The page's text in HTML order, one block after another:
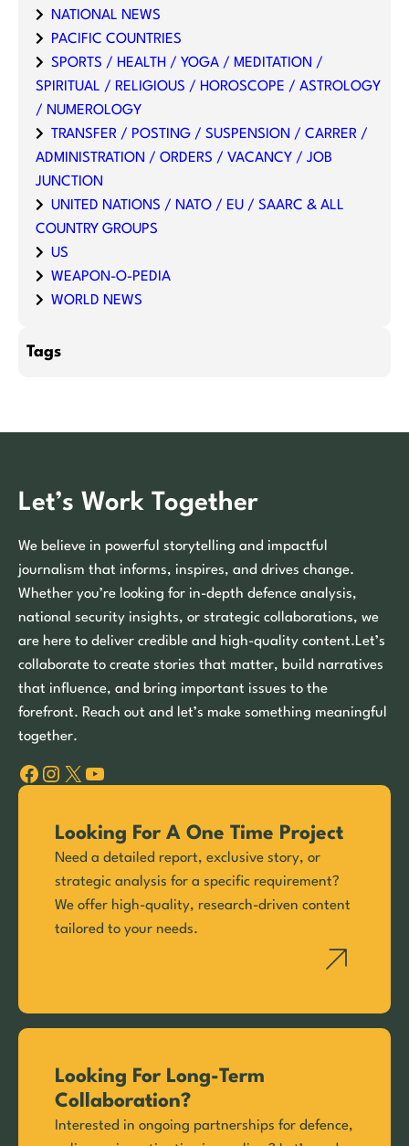
NATIONAL NEWS
PACIFIC COUNTRIES
SPORTS / HEALTH / YOGA / MEDITATION /
SPIRITUAL / RELIGIOUS / HOROSCOPE / ASTROLOGY
/ NUMEROLOGY
TRANSFER / POSTING / SUSPENSION / CARRER /
ADMINISTRATION / ORDERS / VACANCY / JOB
JUNCTION
UNITED NATIONS / NATO / EU / SAARC & ALL
COUNTRY GROUPS
US
WEAPON-O-PEDIA
WORLD NEWS
Tags
Let’s Work Together
We believe in powerful storytelling and impactful
journalism that informs, inspires, and drives change.
Whether you’re looking for in-depth defence analysis,
national security insights, or strategic collaborations, we
are here to deliver credible and high-quality content.Let’s
collaborate to create stories that matter, build narratives
that influence, and bring important issues to the
forefront. Reach out and let’s make something meaningful
together.
Facebook Instagram X YouTube
Looking For A One Time Project
Need a detailed report, exclusive story, or
strategic analysis for a specific requirement?
We offer high-quality, research-driven content
tailored to your needs.
Looking For Long-Term
Collaboration?
Interested in ongoing partnerships for defence,